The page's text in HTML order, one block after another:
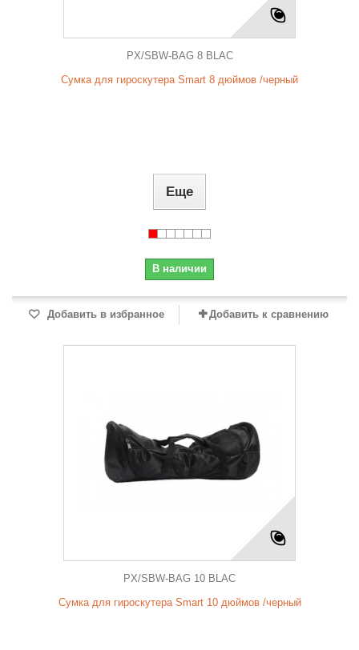
PX/SBW-BAG 8 BLAC
Сумка для гироскутера Smart 8 дюймов /черный
Еще
В наличии
Добавить в избранное Добавить к сравнению
PX/SBW-BAG 10 BLAC
Сумка для гироскутера Smart 10 дюймов /черный